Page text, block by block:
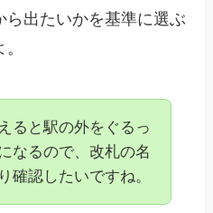
ら出たいかを基準に選ぶ
ると駅の外をぐるっ
なるので、改札の名
確認したいですね。